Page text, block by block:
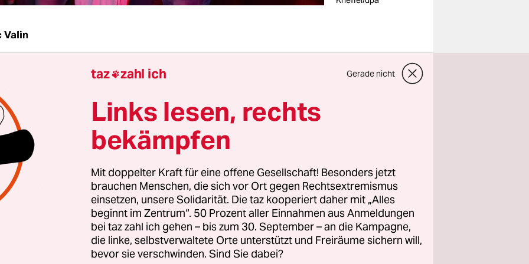
Valin
hat alles zusammengeschweißt. Es wird fortwährend
was okay ist und was nicht. Wer darf in die
wessen Anliegen ist es wert, gehört zu werden? Welche
werden verteidigt, welche werden als überflüssig
es okay, wenn in München Menschen den Gewinn des
während in Hanau die Behörden die
zu Ehren der Opfer des rassistischen Anschlags
Jahr hätten das eine und das andere nur am Rande
zu tun gehabt; selbstverständlich hätte es Stimmen
Zusammenhänge herstellen hätten können, aber sie
taz zahl ich Gerade nicht
Links lesen, rechts
bekämpfen
Mit doppelter Kraft für eine offene Gesellschaft! Besonders jetzt
brauchen Menschen, die sich vor Ort gegen Rechtsextremismus
einsetzen, unsere Solidarität. Die taz kooperiert daher mit „Alles
beginnt im Zentrum“. 50 Prozent aller Einnahmen aus Anmeldungen
bei taz zahl ich gehen – bis zum 30. September – an die Kampagne,
die linke, selbstverwaltete Orte unterstützt und Freiräume sichern will,
bevor sie verschwinden. Sind Sie dabei?